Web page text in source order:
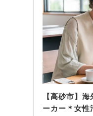
【高砂市】
ーカー＊女性